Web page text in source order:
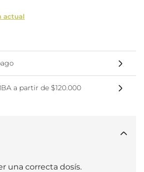
actual
a partir de $120.000
una correcta dosís.